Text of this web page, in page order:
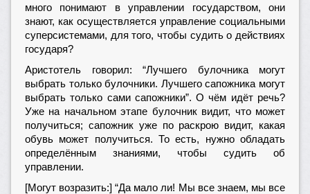
много понимают в управлении государством, они
знают, как осуществляется управление социальными
суперсистемами, для того, чтобы судить о действиях
государя?
Аристотель говорил: “Лучшего булочника могут
выбрать только булочники. Лучшего сапожника могут
выбрать только сами сапожники”. О чём идёт речь?
Уже на начальном этапе булочник видит, что может
получиться; сапожник уже по раскрою видит, какая
обувь может получиться. То есть, нужно обладать
определённым знаниями, чтобы судить об
управлении.
[Могут возразить:] “Да мало ли! Мы все знаем, мы все